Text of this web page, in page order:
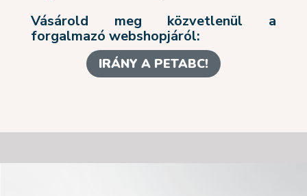
Vásárold meg közvetlenül a
forgalmazó webshopjáról:
IRÁNY A PETABC!